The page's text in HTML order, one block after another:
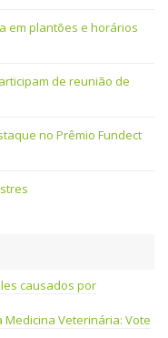
em plantões e horários
de reunião de
no Prêmio Fundect
causados por
Medicina Veterinária: Vote